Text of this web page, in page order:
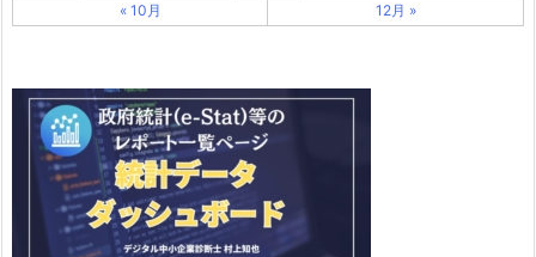
« 10月 12月 »